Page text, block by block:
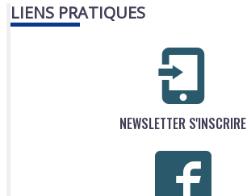
LIENS PRATIQUES
NEWSLETTER S'INSCRIRE